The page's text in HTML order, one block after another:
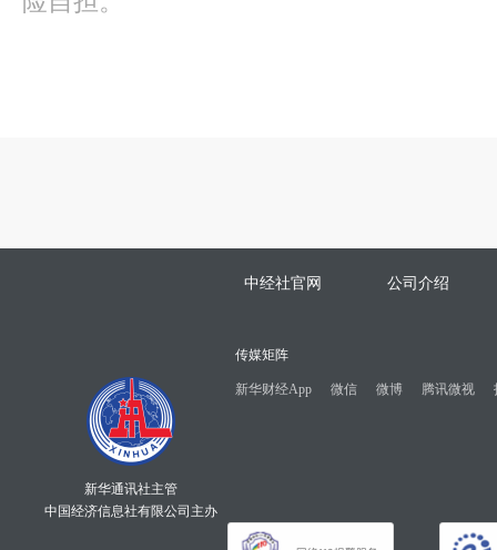
中经社官网 公司介绍
新华通讯社主管
中国经济信息社有限公司主办
传媒矩阵
新华财经App 微信 微博 腾讯微视